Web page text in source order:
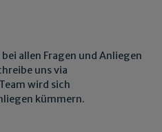
allen Fragen und Anliegen
uns via
wird sich
kümmern.